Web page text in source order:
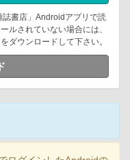
書店」Androidアプリで読
ルされていない場合には、
ダウンロードして下さい。